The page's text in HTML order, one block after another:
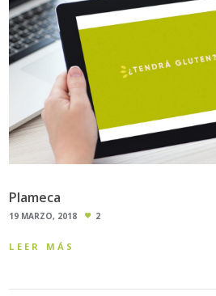
Plameca
19 MARZO, 2018 2
LEER MÁS